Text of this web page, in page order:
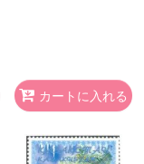
カートに入れる